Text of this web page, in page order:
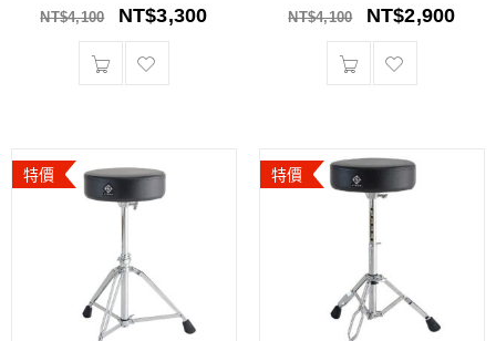
NT$4,100 NT$3,300 NT$4,100 NT$2,900
特價 特價